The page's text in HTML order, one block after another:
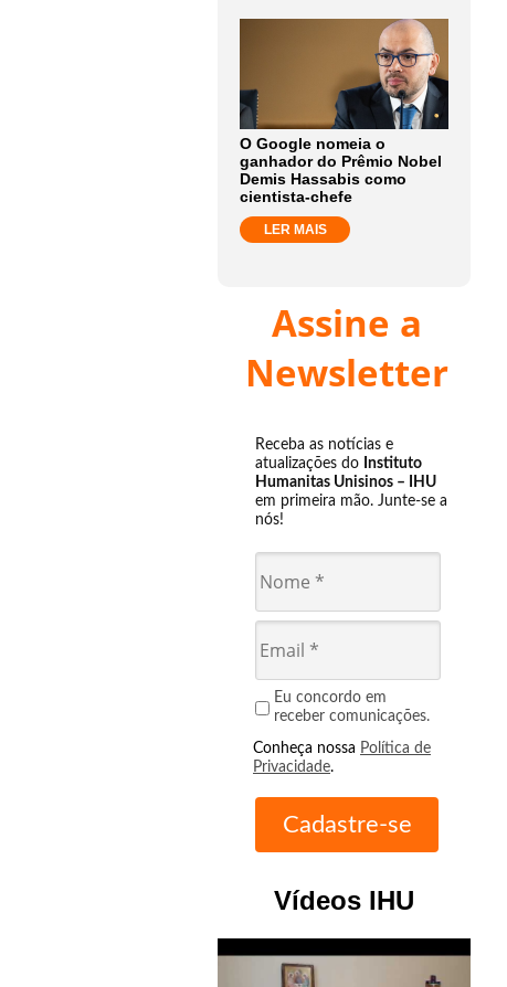
O Google nomeia o
ganhador do Prêmio Nobel
Demis Hassabis como
cientista-chefe
LER MAIS
Assine a
Newsletter
Receba as notícias e
atualizações do Instituto
Humanitas Unisinos – IHU
em primeira mão. Junte-se a
nós!
Eu concordo em
receber comunicações.
Conheça nossa Política de
Privacidade.
Vídeos IHU